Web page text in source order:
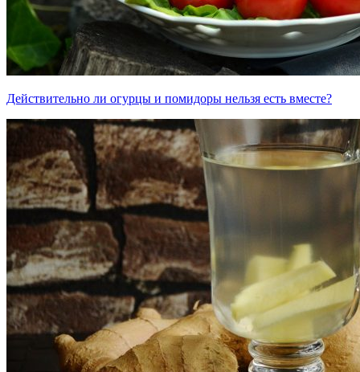
Действительно ли огурцы и помидоры нельзя есть вместе?